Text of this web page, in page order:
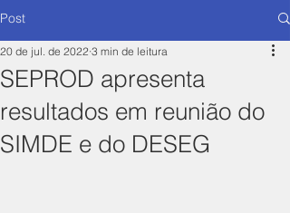
Post
SEPROD apresenta
resultados em reunião do
SIMDE e do DESEG
20 de jul. de 2022 3 min de leitura